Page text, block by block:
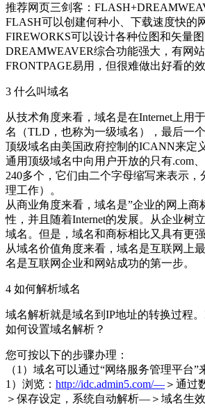
推荐网页三剑客：
FLASH可以创建何种小、下载速度快的
FIREWORKS可以设计各种位图和矢量
DREAMWEAVER综合功能强大，有网站
FRONTPAGE易用，但很难做出好看的效
3 什么叫域名
从技术角度来看，域名是在Internet上用
名（TLD，也称为一级域名），最后一
顶级域名由美国政府控制的ICANN来定
通用顶级域名中向用户开放的只有.com
240多个，它们由二个字母缩写来表示
理工作）。
从商业角度来看，域名是”企业的网上
性，并且随着Internet的发展。从企业树
域名。但是，域名和商标相比又具有更强
从域名价值角度来看，域名是互联网上
名是互联网企业和网站成功的第一步。
4 如何解析域名
域名解析就是域名到IP地址的转换过程
如何设置域名解析？
您可按以下的步骤办理：
（1）域名可以通过“网络服务管理平台”
1）浏览： http://idc.admin5.com/— ＞通过
＞保存设定，系统自动解析—＞域名生效